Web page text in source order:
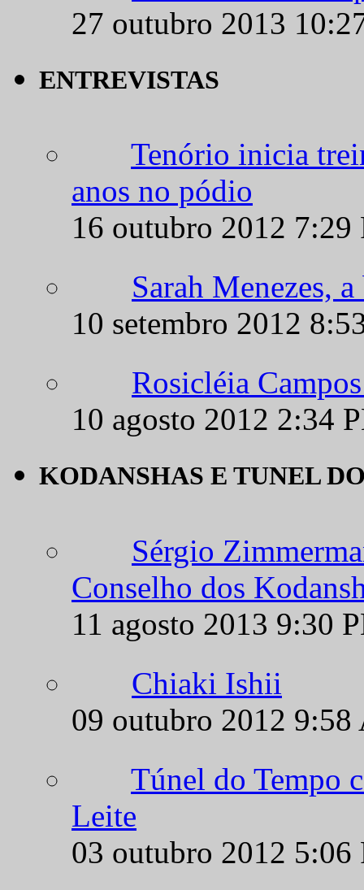
ENTREVISTAS
anos no pódio
16 outubro 2012
Sarah Menezes,
10 setembro 2012
Rosicléia
10 agosto 2012 2:34
KODANSHAS E TUNEL
Conselho dos
11 agosto 2013 9:30
Chiaki Ishii
09 outubro 2012
Túnel do Tempo
Leite
03 outubro 2012
KODANSHA -